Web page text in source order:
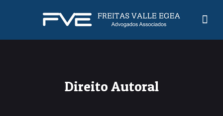
Direito Autoral